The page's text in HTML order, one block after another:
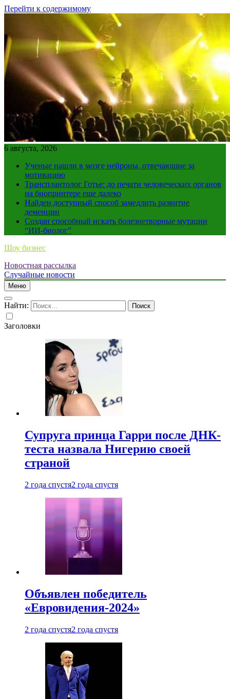
Перейти к содержимому
6 августа, 2026
Ученые нашли в мозге нейроны, отвечающие за
мотивацию
Трансплантолог Готье: до печати человеческих органов
на биопринтере еще далеко
Найден доступный способ замедлить развитие
деменции
Создан способный искать болезнетворные мутации
“ИИ-биолог”
Шоу бизнес
Новостная рассылка
Случайные новости
Меню
Найти:
Заголовки
Супруга принца Гарри после ДНК-
теста назвала Нигерию своей
страной
2 года спустя2 года спустя
Объявлен победитель
«Евровидения-2024»
2 года спустя2 года спустя